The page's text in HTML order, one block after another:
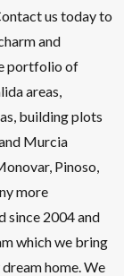
us today to
and
portfolio of
areas,
building plots
Murcia
Pinoso,
more
since 2004 and
which we bring
home. We